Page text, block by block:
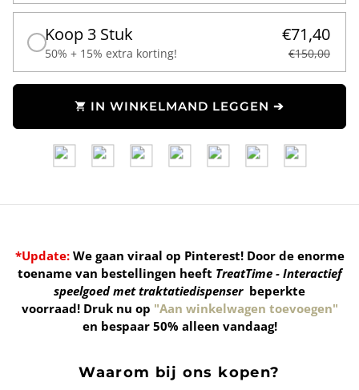
Koop 3 Stuk
50% + 15% extra korting!
€71,40
€150,00
shopping_cart IN WINKELMAND LEGGEN ➔
*Update: We gaan viraal op Pinterest! Door de enorme
toename van bestellingen heeft TreatTime - Interactief
speelgoed met traktatiedispenser beperkte
voorraad! Druk nu op "Aan winkelwagen toevoegen"
en bespaar 50% alleen vandaag!
Waarom bij ons kopen?